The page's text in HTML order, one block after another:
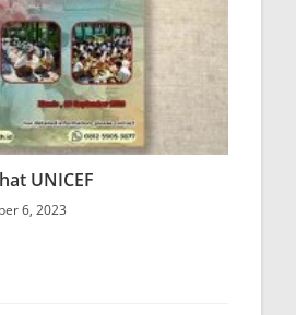
UNICEF
6, 2023